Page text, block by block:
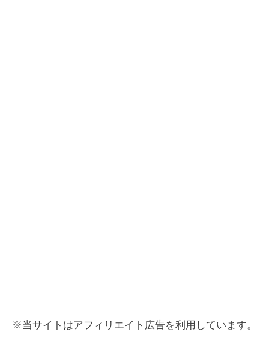
※当サイトはアフィリエイト広告を利用しています。